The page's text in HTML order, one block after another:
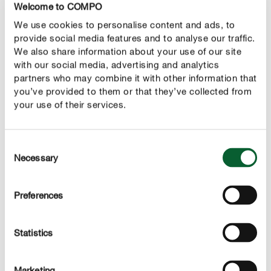
Welcome to COMPO
We use cookies to personalise content and ads, to
provide social media features and to analyse our traffic.
We also share information about your use of our site
with our social media, advertising and analytics
partners who may combine it with other information that
you’ve provided to them or that they’ve collected from
your use of their services.
Selection
Necessary
Preferences
Statistics
droogte. Als de wortels van de plant zich in de
onmiddellijke nabijheid van een water bevinden, hoef
je slechts in zeldzame gevallen zelf water te geven.
Hoewel de rode zonnehoed blij is met een voedingsrijke
bodem, moet je niet overdrijven met bemesten, omdat
adviseren om vóór het zaaien in het voorjaar en tijdens
volwaardige natuurlijke meststof. Ook aan het begin van
de bloeiperiode in juli moet je de gezonde ontwikkeling
In de herfst, onmiddellijk na de bloei, moet je de plant